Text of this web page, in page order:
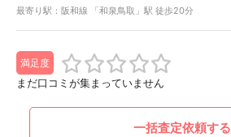
最寄り駅：阪和線 「和泉鳥取」駅 徒歩20分
満足度
まだ口コミが集まっていません
一括査定依頼する